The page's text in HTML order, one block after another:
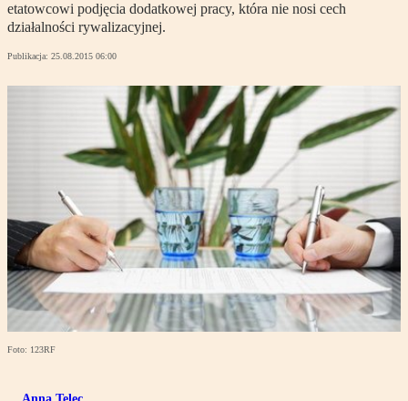
etatowcowi podjęcia dodatkowej pracy, która nie nosi cech
działalności rywalizacyjnej.
Publikacja: 25.08.2015 06:00
Foto: 123RF